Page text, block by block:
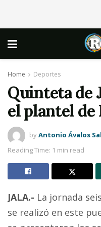
Home Deportes
Quinteta de
el plantel
byAntonio Ávalos
Reading Time: 1 min read
JALA.- La jornada
se realizó en este